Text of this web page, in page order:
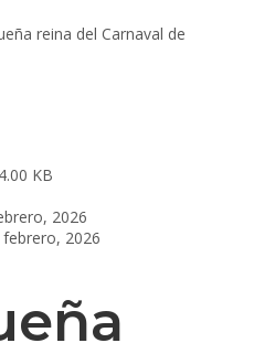
reina del Carnaval de
KB
2026
febrero, 2026